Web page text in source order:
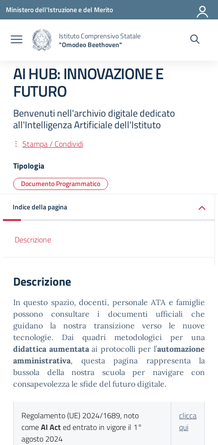
Vai ai contenuti
Vai al menu di navigazione
Vai al footer
Ministero dell'Istruzione e del Merito
Istituto Comprensivo Statale
"Omodeo Beethoven"
AI HUB: INNOVAZIONE E
FUTURO
Benvenuti nell'archivio digitale dedicato
all'Intelligenza Artificiale dell'Istituto
Stampa / Condividi
Tipologia
Documento Programmatico
Indice della pagina
Descrizione
Descrizione
In questo spazio, docenti, personale ATA e famiglie
possono consultare i documenti ufficiali che
guidano la nostra transizione verso le nuove
tecnologie. Dai quadri metodologici per una
didattica aumentataai protocolli per l’automazione
amministrativa, questa pagina rappresenta la
bussola della nostra scuola per navigare con
consapevolezza le sfide del futuro digitale.
Regolamento (UE) 2024/1689, noto
comeAI Acted entrato in vigore il 1°
agosto 2024
clicca
qui